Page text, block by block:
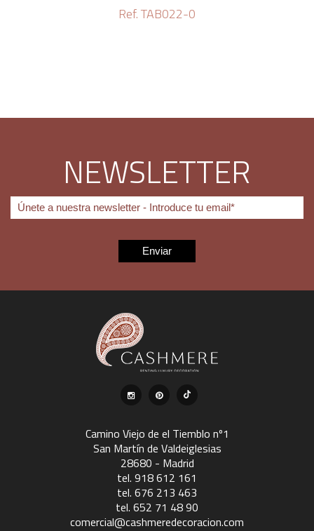
Ref. TAB022-0
NEWSLETTER
Camino Viejo de el Tiemblo nº1
San Martín de Valdeiglesias
28680 - Madrid
tel. 918 612 161
tel. 676 213 463
tel. 652 71 48 90
comercial@cashmeredecoracion.com